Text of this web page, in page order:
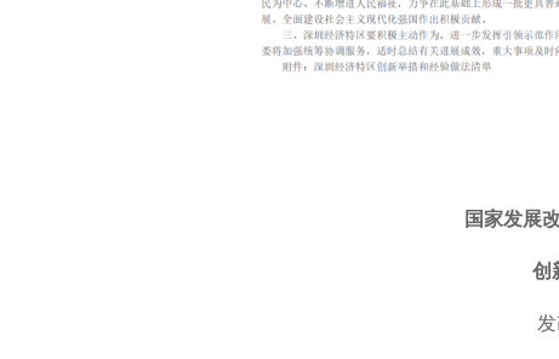
国家发展
创